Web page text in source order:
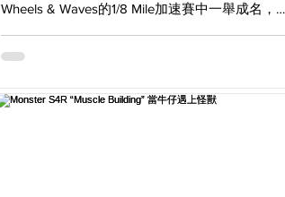
Wheels & Waves的1/8 Mile加速賽中一舉成名，之